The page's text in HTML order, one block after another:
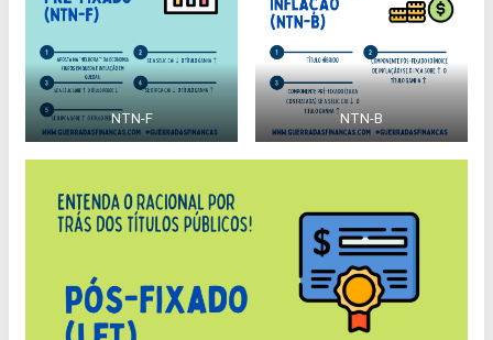
NTN-F NTN-B